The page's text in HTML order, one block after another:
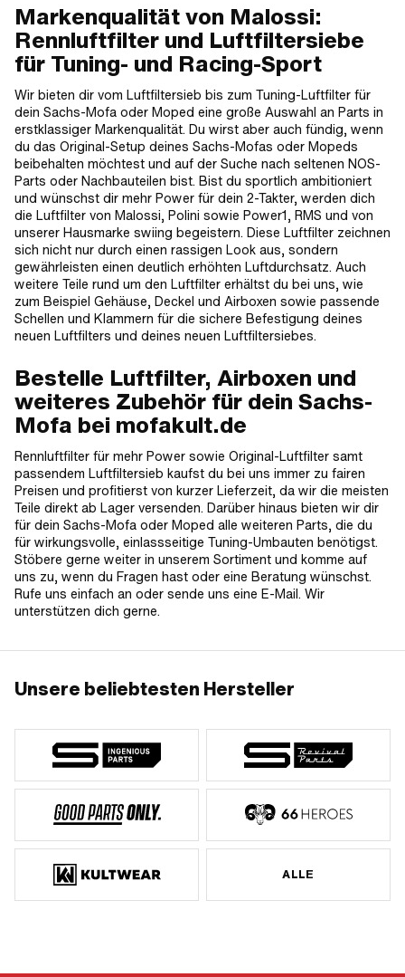
Markenqualität von Malossi:
Rennluftfilter und Luftfiltersiebe
für Tuning- und Racing-Sport
Wir bieten dir vom Luftfiltersieb bis zum Tuning-Luftfilter für
dein Sachs-Mofa oder Moped eine große Auswahl an Parts in
erstklassiger Markenqualität. Du wirst aber auch fündig, wenn
du das Original-Setup deines Sachs-Mofas oder Mopeds
beibehalten möchtest und auf der Suche nach seltenen NOS-
Parts oder Nachbauteilen bist. Bist du sportlich ambitioniert
und wünschst dir mehr Power für dein 2-Takter, werden dich
die Luftfilter von Malossi, Polini sowie Power1, RMS und von
unserer Hausmarke swiing begeistern. Diese Luftfilter zeichnen
sich nicht nur durch einen rassigen Look aus, sondern
gewährleisten einen deutlich erhöhten Luftdurchsatz. Auch
weitere Teile rund um den Luftfilter erhältst du bei uns, wie
zum Beispiel Gehäuse, Deckel und Airboxen sowie passende
Schellen und Klammern für die sichere Befestigung deines
neuen Luftfilters und deines neuen Luftfiltersiebes.
Bestelle Luftfilter, Airboxen und
weiteres Zubehör für dein Sachs-
Mofa bei mofakult.de
Rennluftfilter für mehr Power sowie Original-Luftfilter samt
passendem Luftfiltersieb kaufst du bei uns immer zu fairen
Preisen und profitierst von kurzer Lieferzeit, da wir die meisten
Teile direkt ab Lager versenden. Darüber hinaus bieten wir dir
für dein Sachs-Mofa oder Moped alle weiteren Parts, die du
für wirkungsvolle, einlassseitige Tuning-Umbauten benötigst.
Stöbere gerne weiter in unserem Sortiment und komme auf
uns zu, wenn du Fragen hast oder eine Beratung wünschst.
Rufe uns einfach an oder sende uns eine E-Mail. Wir
unterstützen dich gerne.
Unsere beliebtesten Hersteller
ALLE